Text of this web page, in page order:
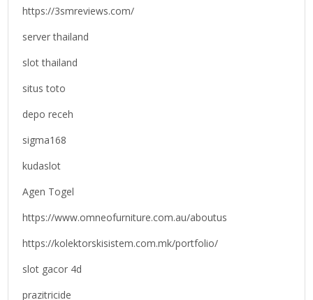
https://3smreviews.com/
server thailand
slot thailand
situs toto
depo receh
sigma168
kudaslot
Agen Togel
https://www.omneofurniture.com.au/aboutus
https://kolektorskisistem.com.mk/portfolio/
slot gacor 4d
prazitricide